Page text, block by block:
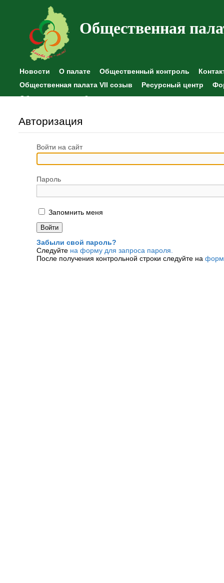
Общественная
Новости О палате Общественный контроль
Общественная палата VII созыв
Ресурсный центр
Общественные наблюдения
Авторизация
Войти на сайт
Пароль
Запомнить меня
Забыли свой пароль?
Следуйте на форму для запроса пароля.
После получения контрольной строки следуйте на